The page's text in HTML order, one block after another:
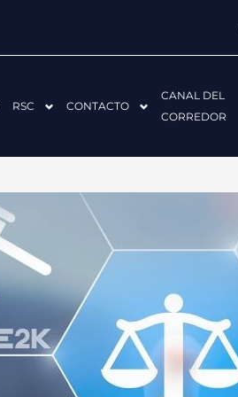
RSC CONTACTO
CANAL DEL
CORREDOR